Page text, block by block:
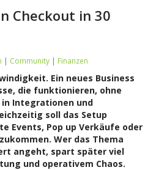
Checkout in 30
| Community | Finanzen
Ein neues Business
die funktionieren, ohne
in Integrationen und
soll das Setup
Events, Pop up Verkäufe oder
Wer das Thema
angeht, spart später viel
und operativem Chaos.